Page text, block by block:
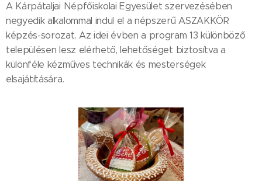
A Kárpátaljai Népfőiskolai Egyesület szervezésében
negyedik alkalommal indul el a népszerű ASZAKKÖR
képzés-sorozat. Az idei évben a program 13 különböző
településen lesz elérhető, lehetőséget biztosítva a
különféle kézműves technikák és mesterségek
elsajátítására.